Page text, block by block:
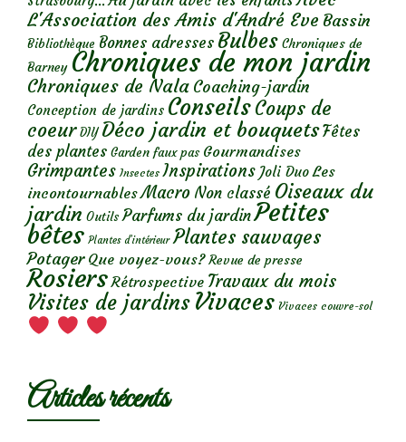
L'Association des Amis d'André Eve Bassin
Bibliothèque Bonnes adresses Bulbes Chroniques de
Barney Chroniques de mon jardin
Chroniques de Nala Coaching-jardin
Conception de jardins ConseilsCoups de
coeur DIY Déco jardin et bouquetsFêtes
des plantes Garden faux pas Gourmandises
Grimpantes Insectes Inspirations Joli Duo Les
incontournables Macro Non classé Oiseaux du
jardin Outils Parfums du jardinPetites
bêtes Plantes d’intérieur Plantes sauvages
Potager Que voyez-vous? Revue de presse
Rosiers Rétrospective Travaux du mois
Visites de jardins Vivaces Vivaces couvre-sol
Articles récents